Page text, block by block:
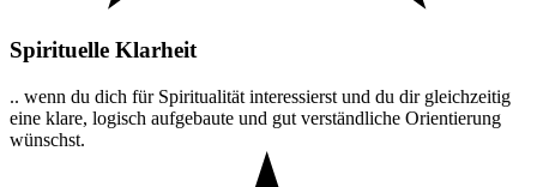
Spirituelle Klarheit
.. wenn du dich für Spiritualität interessierst und du dir gleichzeitig
eine klare, logisch aufgebaute und gut verständliche Orientierung
wünschst.